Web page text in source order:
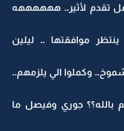
تقدم لأثير.. ههههههه
موافقتها .. ليلين
وكملوا الي يلزمهم..
بالله؟؟ جوري وفيصل ما